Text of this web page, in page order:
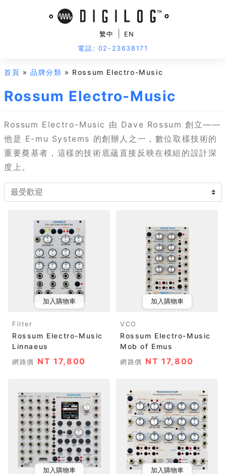
繁中
EN
電話: 02-23638171
首頁 »品牌分類 » Rossum Electro-Music
Rossum Electro-Music
Rossum Electro-Music 由 Dave Rossum 創立——
他是 E-mu Systems 的創辦人之一，數位取樣技術的
重要奠基者，這樣的技術底蘊直接反映在模組的設計深
度上。
加入購物車
Filter
Rossum Electro-Music
Linnaeus
網路價 NT 17,800
加入購物車
VCO
Rossum Electro-Music
Mob of Emus
網路價 NT 17,800
加入購物車 加入購物車